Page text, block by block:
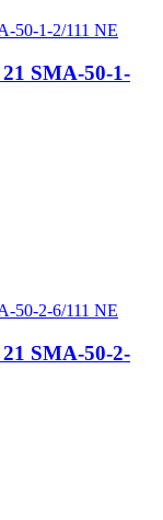
SMA-50-1-
SMA-50-2-